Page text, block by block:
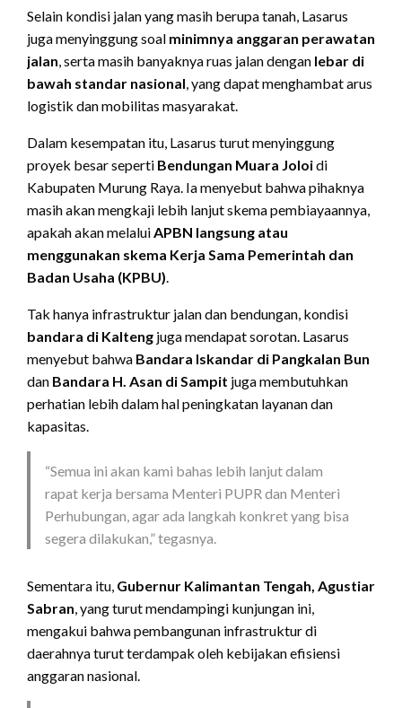
Selain kondisi jalan yang masih berupa tanah, Lasarus
juga menyinggung soal minimnya anggaran perawatan
jalan, serta masih banyaknya ruas jalan dengan lebar di
bawah standar nasional, yang dapat menghambat arus
logistik dan mobilitas masyarakat.
Dalam kesempatan itu, Lasarus turut menyinggung
proyek besar seperti Bendungan Muara Joloidi
Kabupaten Murung Raya. Ia menyebut bahwa pihaknya
masih akan mengkaji lebih lanjut skema pembiayaannya,
apakah akan melaluiAPBN langsung atau
menggunakan skema Kerja Sama Pemerintah dan
Badan Usaha (KPBU).
Tak hanya infrastruktur jalan dan bendungan, kondisi
bandara di Kalteng juga mendapat sorotan. Lasarus
menyebut bahwa Bandara Iskandar di Pangkalan Bun
dan Bandara H. Asan di Sampit juga membutuhkan
perhatian lebih dalam hal peningkatan layanan dan
kapasitas.
“Semua ini akan kami bahas lebih lanjut dalam
rapat kerja bersama Menteri PUPR dan Menteri
Perhubungan, agar ada langkah konkret yang bisa
segera dilakukan,” tegasnya.
Sementara itu, Gubernur Kalimantan Tengah, Agustiar
Sabran, yang turut mendampingi kunjungan ini,
mengakui bahwa pembangunan infrastruktur di
daerahnya turut terdampak oleh kebijakan efisiensi
anggaran nasional.